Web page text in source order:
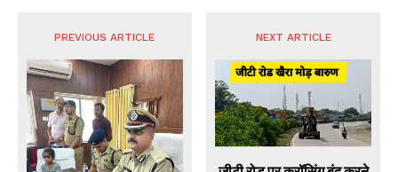
PREVIOUS ARTICLE NEXT ARTICLE